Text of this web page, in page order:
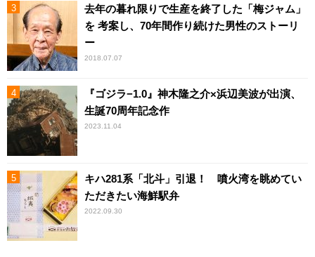
去年の暮れ限りで生産を終了した「梅ジャム」
を 考案し、70年間作り続けた男性のストーリ
ー
2018.07.07
『ゴジラ−1.0』神木隆之介×浜辺美波が出演、
生誕70周年記念作
2023.11.04
キハ281系「北斗」引退！ 噴火湾を眺めてい
ただきたい海鮮駅弁
2022.09.30